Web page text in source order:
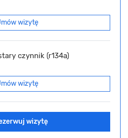
wizytę
czynnik (r134a)
wizytę
wizytę